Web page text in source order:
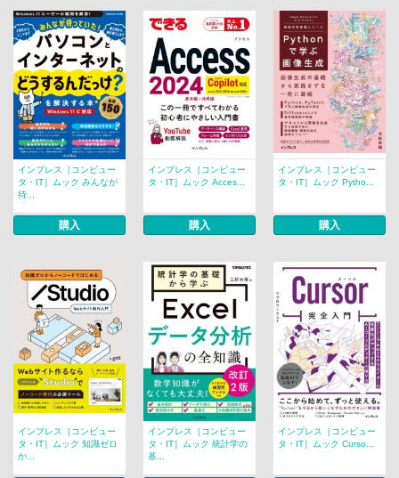
インプレス［コンピュー
タ・IT］ムック みんなが
待...
購入
インプレス［コンピュー
タ・IT］ムック Acces...
購入
インプレス［コンピュー
タ・IT］ムック Pytho...
購入
インプレス［コンピュー
タ・IT］ムック 知識ゼロ
か...
インプレス［コンピュー
タ・IT］ムック 統計学の
基...
インプレス［コンピュー
タ・IT］ムック Curso...